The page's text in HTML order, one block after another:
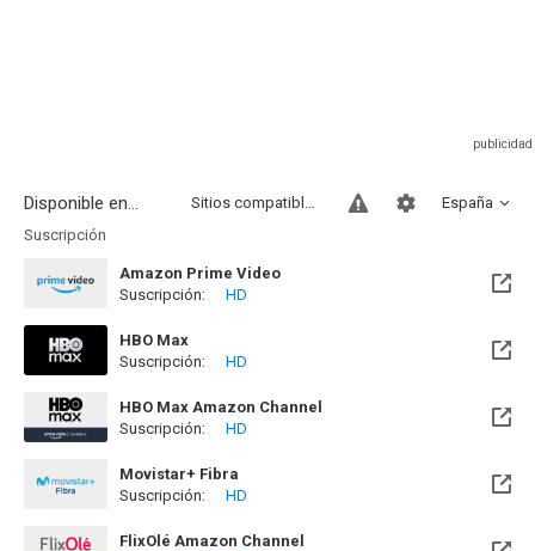
Disponible en... España
Sitios compatibles
Suscripción
Amazon Prime Video
Suscripción:
HD
HBO Max
Disponible hasta el Mié, 24 Mar 2027 (Quedan 7 meses)
Suscripción: HD
HBO Max Amazon Channel
Suscripción:
HD
Movistar+ Fibra
Disponible hasta el Vie, 01 Ene 2100 (Quedan 73 años)
Suscripción: HD
FlixOlé Amazon Channel